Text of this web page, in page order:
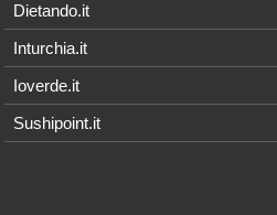
Dietando.it
Inturchia.it
Ioverde.it
Sushipoint.it